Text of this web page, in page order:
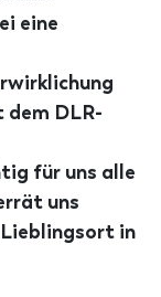
eine
dem DLR-
für uns alle
uns
Lieblingsort in